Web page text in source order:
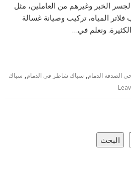
الخبر وغيرهم من العاملين، مثل
فلاتر المياه، تركيب وصيانة غسالة
ونعلم في…
الصدفة الدمام, سباك شاطر في الدمام, سباك
البحث